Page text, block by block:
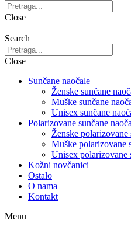
Close
Search
Close
Sunčane naočale
Ženske sunčane
Muške sunčane
Unisex sunčane
Polarizovane sunčane
Ženske polarizovane
Muške polarizovane
Unisex polarizovane
Kožni novčanici
Ostalo
O nama
Kontakt
Menu